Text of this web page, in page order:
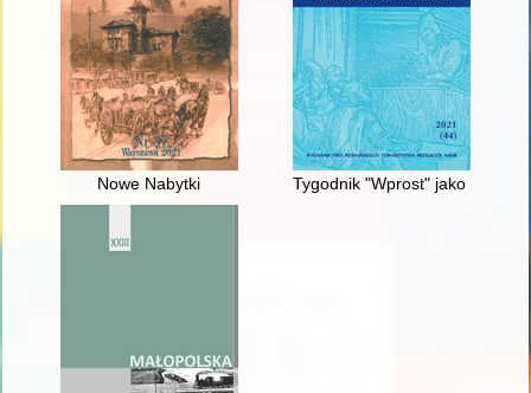
Nowe Nabytki Tygodnik "Wprost" jako forum